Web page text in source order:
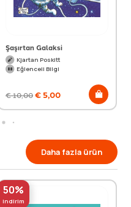
Şaşırtan Galaksi
Kjartan Poskitt
Eğlenceli Bilgi
€10,00€5,00
Daha fazla ürün
50%
indirim